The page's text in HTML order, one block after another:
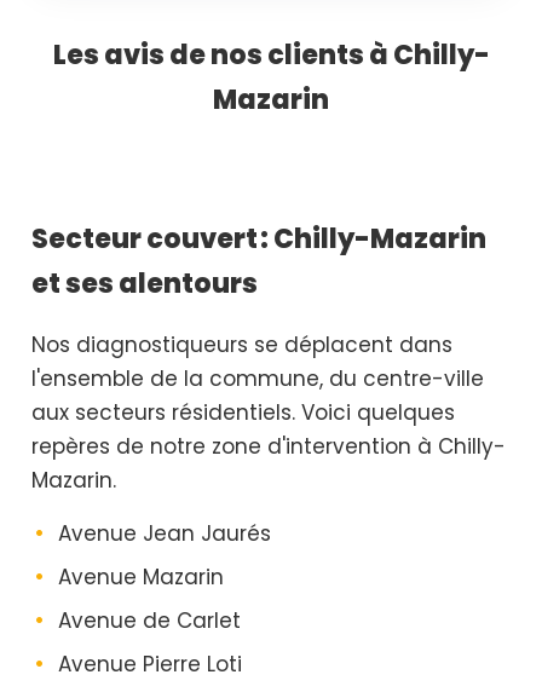
Les avis de nos clients à Chilly-
Mazarin
Secteur couvert : Chilly-Mazarin
et ses alentours
Nos diagnostiqueurs se déplacent dans
l'ensemble de la commune, du centre-ville
aux secteurs résidentiels. Voici quelques
repères de notre zone d'intervention à Chilly-
Mazarin.
Avenue Jean Jaurés
Avenue Mazarin
Avenue de Carlet
Avenue Pierre Loti